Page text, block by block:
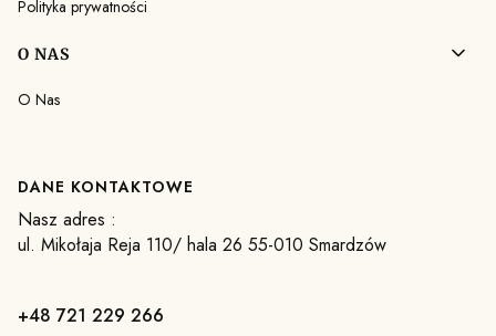
Polityka prywatności
O NAS
O Nas
DANE KONTAKTOWE
Nasz adres :
ul. Mikołaja Reja 110/ hala 26 55-010 Smardzów
+48 721 229 266